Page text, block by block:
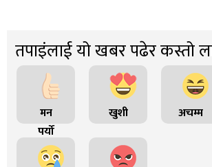
तपाइंलाई यो खबर पढेर कस्तो
मन
पर्यो
खुशी अचम्म